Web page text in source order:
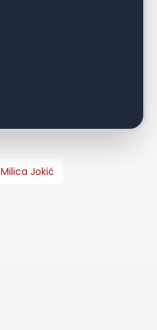
Milica Jokić